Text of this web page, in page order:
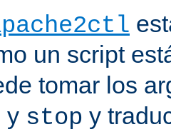
un script
tomar los
y stop y